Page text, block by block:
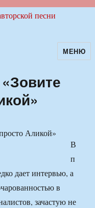
авторскойМЕНЮ
В
п
дает интервью, а
в
зачастую не